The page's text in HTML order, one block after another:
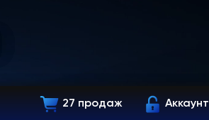
27 продаж Аккаунт